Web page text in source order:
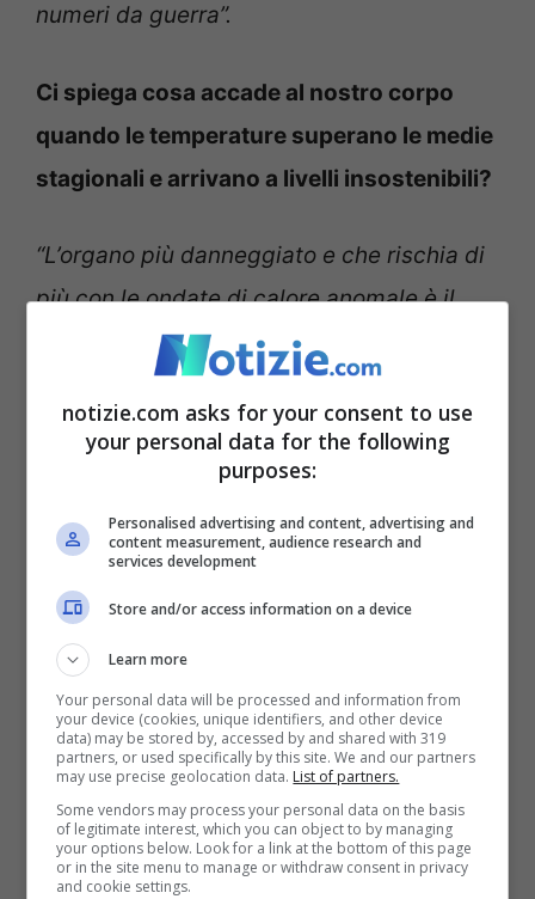
numeri da guerra”.
Ci spiega cosa accade al nostro corpo
quando le temperature superano le medie
stagionali e arrivano a livelli insostenibili?
“L’organo più danneggiato e che rischia di
più con le ondate di calore anomale è il
cervello. Pensiamo, volendo fare un
esempio a cosa accade ai bimbi quando la
febbre supera per troppo tempo i 40 gradi.
Ecco, la stessa cosa si verifica quando il
caldo là fuori è estremo”.
Domanda scontata, ma da fare. Chi rischia
“Le donne, perchè di norma hanno una
temperatura arteriosa più bassa rispetto
agli uomini, di solito 100 su 70. Poi
attenzione alle persone più fragili, che
magari abbiano anche superato i 75 anni.
notizie.com asks for your consent to use
your personal data for the following
purposes:
Personalised advertising and content, advertising and
content measurement, audience research and
services development
Store and/or access information on a device
Learn more
Your personal data will be processed and information from
your device (cookies, unique identifiers, and other device
data) may be stored by, accessed by and shared with 319
partners, or used specifically by this site. We and our partners
may use precise geolocation data. List of partners.
Some vendors may process your personal data on the basis
of legitimate interest, which you can object to by managing
your options below. Look for a link at the bottom of this page
or in the site menu to manage or withdraw consent in privacy
and cookie settings.